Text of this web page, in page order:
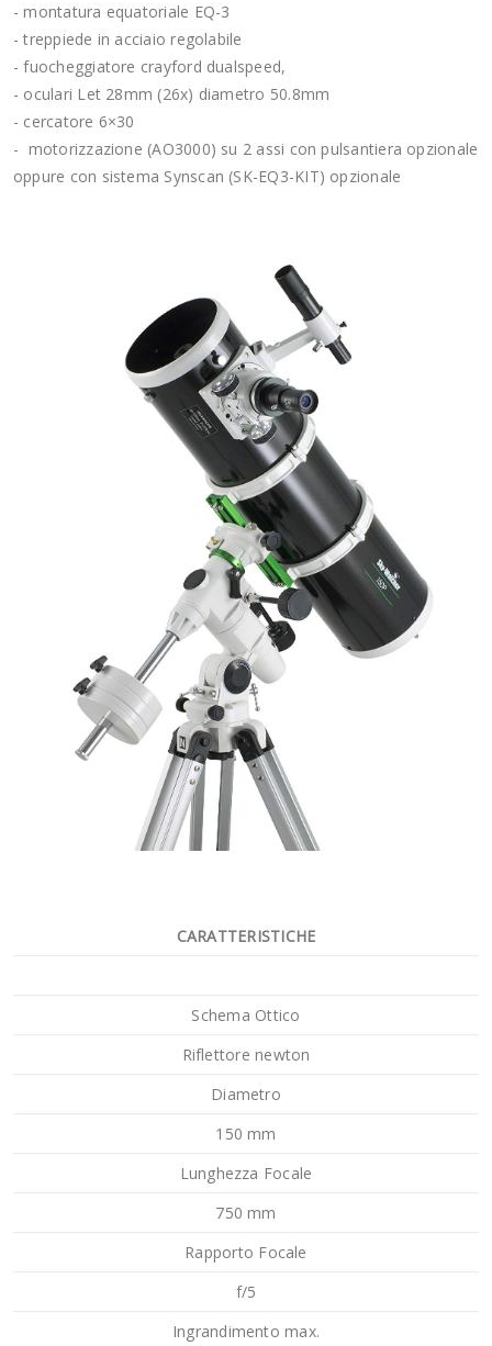
- montatura equatoriale EQ-3
- treppiede in acciaio regolabile
- fuocheggiatore crayford dualspeed,
- oculari Let 28mm (26x) diametro 50.8mm
- cercatore 6×30
- motorizzazione (AO3000) su 2 assi con pulsantiera opzionale
oppure con sistema Synscan (SK-EQ3-KIT) opzionale
CARATTERISTICHE
Schema Ottico
Riflettore newton
Diametro
150 mm
Lunghezza Focale
750 mm
Rapporto Focale
f/5
Ingrandimento max.